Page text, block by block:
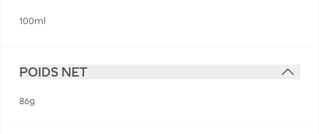
100ml
POIDS NET
86g